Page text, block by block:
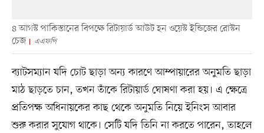
৪ আগস্ট পাকিস্তানের বিপক্ষে রিটায়ার্ড আউট হন ওয়েস্ট ইন্ডিজের রোস্টন
চেজ
এএফপি
ব্যাটসম্যান যদি চোট ছাড়া অন্য কারণে আম্পায়ারের অনুমতি ছাড়া
মাঠ ছাড়তে চান, তখন তাঁকে রিটায়ার্ড ঘোষণা করা হয়। এ ক্ষেত্রে
প্রতিপক্ষ অধিনায়কের কাছ থেকে অনুমতি নিয়ে ইনিংস আবার
শুরু করার সুযোগ থাকে। সেটি যদি তিনি না করতে পারেন, তাহলে